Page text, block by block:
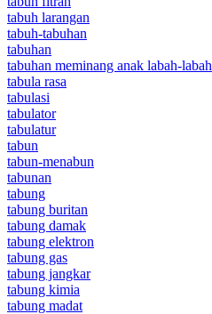
tabuh larangan
tabuh-tabuhan
tabuhan
tabuhan meminang anak labah-labah
tabula rasa
tabulasi
tabulator
tabulatur
tabun
tabun-menabun
tabunan
tabung
tabung buritan
tabung damak
tabung elektron
tabung gas
tabung jangkar
tabung kimia
tabung madat